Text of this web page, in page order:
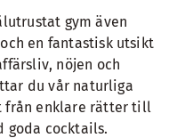
gym även
en fantastisk utsikt
nöjen och
du vår naturliga
från enklare rätter till
goda cocktails.